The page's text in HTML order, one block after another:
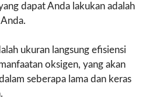
dapat Anda lakukan adalah
ukuran langsung efisiensi
oksigen, yang akan
seberapa lama dan keras